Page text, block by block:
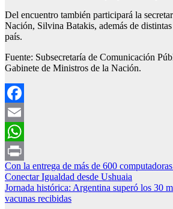
Del encuentro también participará la
Nación, Silvina Batakis, además de
país.
Fuente: Subsecretaría de Comunicación
Gabinete de Ministros de la Nación.
Facebook
Email
WhatsApp
Print
Navegación
de
entradas
Con la entrega de más de 600
Conectar Igualdad desde Ushuaia
Jornada histórica: Argentina superó los 30
vacunas recibidas